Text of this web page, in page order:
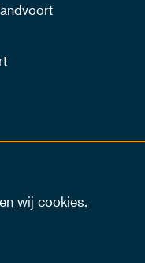
wij cookies.